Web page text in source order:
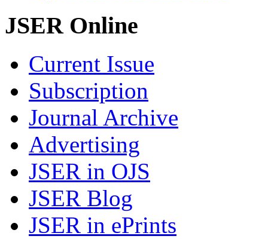
JSER Online
Current Issue
Subscription
Journal Archive
Advertising
JSER in OJS
JSER Blog
JSER in ePrints